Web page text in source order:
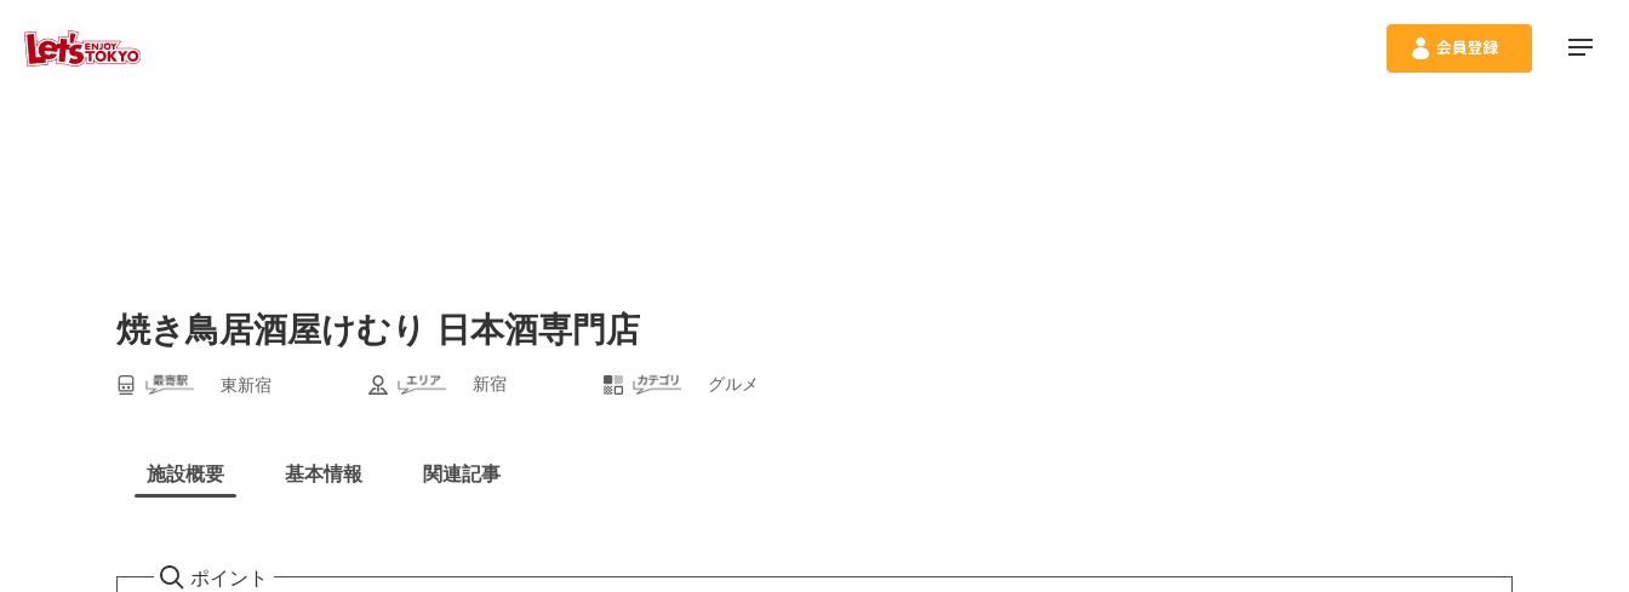
焼き鳥居酒屋けむり 日本酒専門店
東新宿 新宿 グルメ
施設概要 基本情報 関連記事
ポイント